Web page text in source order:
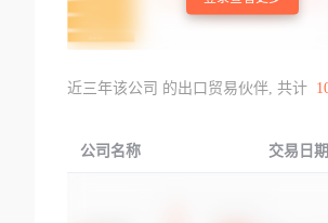
近三年该公司 的出口贸易伙伴, 共计
公司名称 交易日